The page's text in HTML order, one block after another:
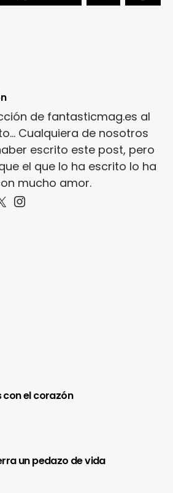
de fantasticmag.es al
Cualquiera de nosotros
escrito este post, pero
el que lo ha escrito lo ha
mucho amor.
con el corazón
un pedazo de vida